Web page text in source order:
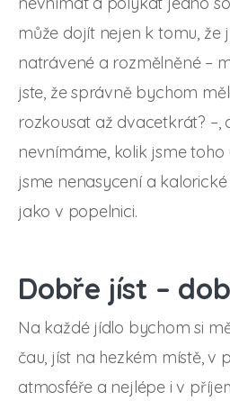
může dojít nejen k tomu, že
natrávené a rozmělněné –
jste, že správně bychom
rozkousat až dvacetkrát? –,
nevnímáme, kolik jsme toho
jsme nenasycení a
jako v popelnici.
Dobře jíst –
Na každé jídlo bychom si
čau, jíst na hezkém místě, v
atmosféře a nejlépe i v